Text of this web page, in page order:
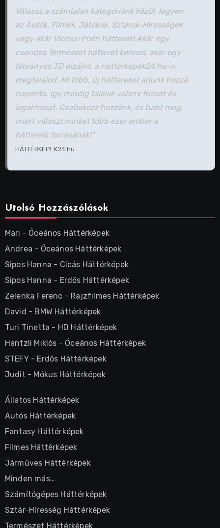
Válassz a számtalan kategóriánk közül, legyen
az Autók, Filmek, Játékok, Sztárok-Hírességek
vagy akár Vicces-Poén hátterek! Akár egy
csendes Természet hátteret keresel, akár egy
látványos 3D dizájnt, a Hatterkepek24.hu-n
megtalálod. Mi több, új háttereket adunk hozzá
naponta, így mindig találsz valami frisset és
izgalmasat. Csatlakozz hozzánk, és tudd meg,
miért választ minket több ezer ember a
háttereik forrásának!"
HÁTTÉRKÉPEK24.hu
Utolsó Hozzászólások
Mari - Óceános Háttérképek
Andrea - Óceános Háttérképek
Sipos Hanna - Cicás Háttérképek
Sipos Hanna - Erdős Háttérképek
Zelenka Ferenc - Rajzfilmes Háttérképek
David - BMW Háttérképek
Turi Tinetta - HD Háttérképek
Hantzli Miklós - Óceános Háttérképek
STEFY- Erdős Háttérképek
Judit - Mókus Háttérképek
Állatos Háttérképek
Autós Háttérképek
Fantasy Háttérképek
Filmes Háttérképek
Járműves Háttérképek
Minden más…
Számítógépes Háttérképek
Sztár-Híresség Háttérképek
Természet Háttérképek